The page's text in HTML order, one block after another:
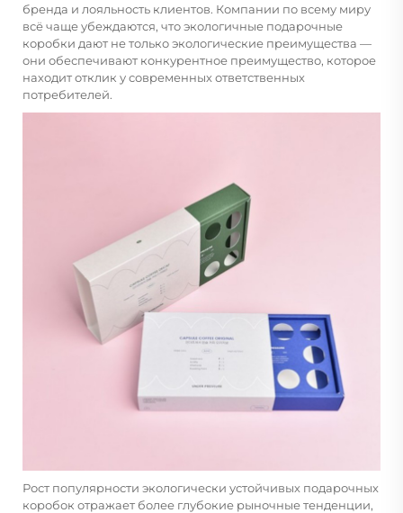
бренда и лояльность клиентов. Компании по всему миру
всё чаще убеждаются, что экологичные подарочные
коробки дают не только экологические преимущества —
они обеспечивают конкурентное преимущество, которое
находит отклик у современных ответственных
потребителей.
Рост популярности экологически устойчивых подарочных
коробок отражает более глубокие рыночные тенденции,